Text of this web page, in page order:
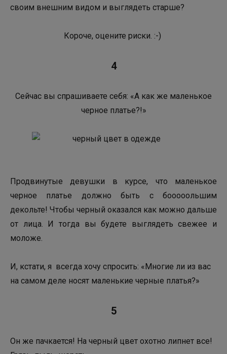
своим внешним видом и выглядеть старше?
Короче, оцените риски. :-)
4
Сейчас вы спрашиваете себя: «А как же маленькое
черное платье?!»
Продвинутые девушки в курсе, что маленькое
черное платье должно быть с бооооольшим
декольте! Чтобы черный оказался как можно дальше
от лица. И тогда вы будете выглядеть свежее и
моложе.
И, кстати, я всегда хочу спросить: «Многие ли из вас
на самом деле носят маленькие черные платья?»
5
Он же пачкается! На черный цвет охотно липнет все!